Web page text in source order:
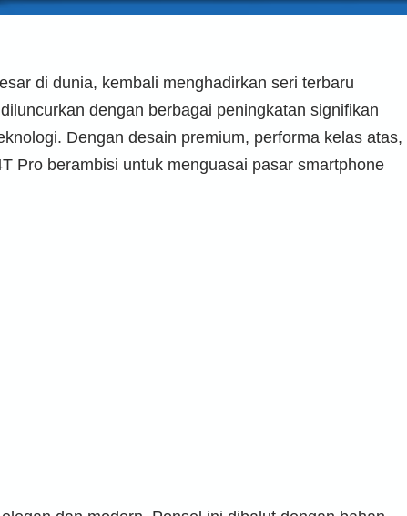
di dunia, kembali menghadirkan seri terbaru
dengan berbagai peningkatan signifikan
Dengan desain premium, performa kelas atas,
Pro berambisi untuk menguasai pasar smartphone